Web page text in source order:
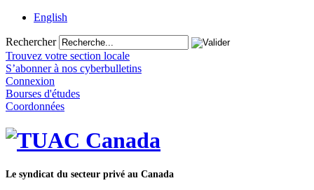
English
Rechercher
Trouvez votre section locale
S’abonner à nos cyberbulletins
Connexion
Bourses d'études
Coordonnées
Le syndicat du secteur privé au Canada